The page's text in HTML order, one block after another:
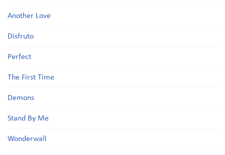
Another Love
Disfruto
Perfect
The First Time
Demons
Stand By Me
Wonderwall